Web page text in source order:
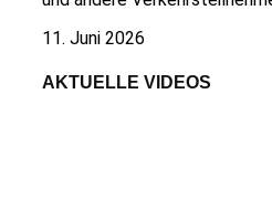
11. Juni 2026
AKTUELLE VIDEOS